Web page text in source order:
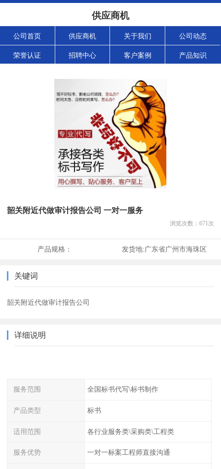
供应商机
公司首页 供应商机 关于我们 公司动态
荣誉认证 招聘中心 客户案例 产品知识
韶关附近代做审计报告公司 一对一服务
浏览次数： 671次
产品规格： 发货地:广东省广州市海珠区
关键词
韶关附近代做审计报告公司
详细说明
服务范围 全国标书代写\标书制作
产品类型 标书
适用范围 各行业服务类\采购类\工程类
服务优势 一对一标案工程师直接沟通